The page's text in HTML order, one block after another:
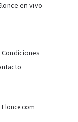
en vivo
Elonce.com